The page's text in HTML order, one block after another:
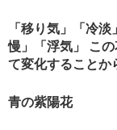
「移り気」「冷
慢」「浮気」 こ
て変化することか
青の紫陽花